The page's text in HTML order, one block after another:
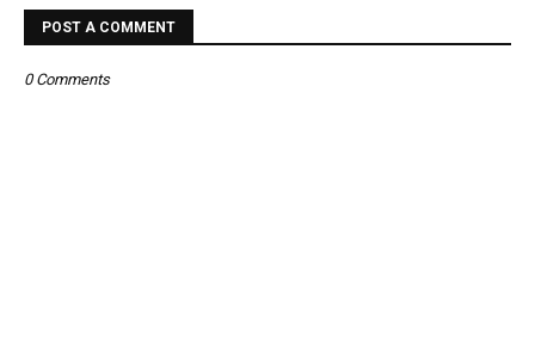
POST A COMMENT
0 Comments